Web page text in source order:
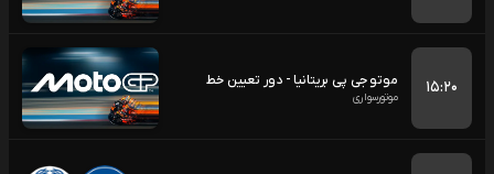
۱۵:۲۰ موتو جی پی بریتانیا - دور تعیین خط
موتورسواری